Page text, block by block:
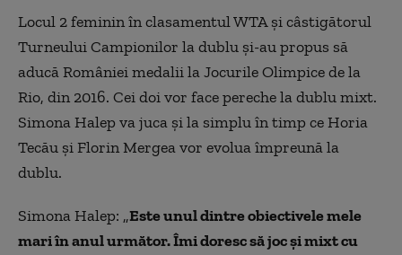
Locul 2 feminin în clasamentul WTA şi câstigătorul
Turneului Campionilor la dublu şi-au propus să
aducă României medalii la Jocurile Olimpice de la
Rio, din 2016. Cei doi vor face pereche la dublu mixt.
Simona Halep va juca şi la simplu în timp ce Horia
Tecău şi Florin Mergea vor evolua împreună la
dublu.
Simona Halep: „Este unul dintre obiectivele mele
mari în anul următor. Îmi doresc să joc și mixt cu